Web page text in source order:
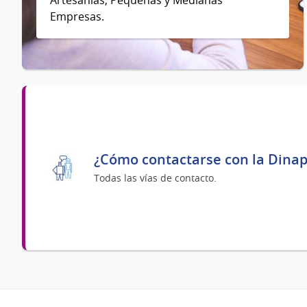
Empresas.
¿Cómo contactarse con la
Todas las vías de contacto.